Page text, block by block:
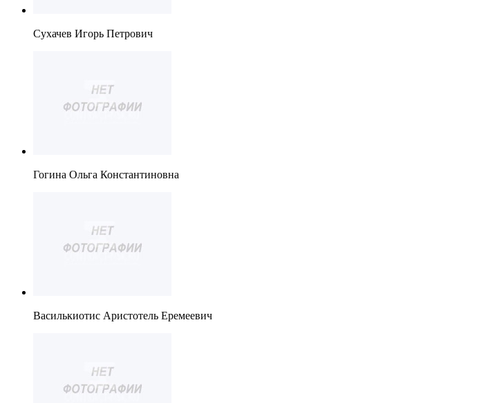
Сухачев Игорь Петрович
Гогина Ольга Константиновна
Василькиотис Аристотель Еремеевич